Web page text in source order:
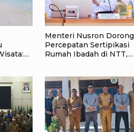
Menteri Nusron Dorong
Percepatan Sertipikasi
Rumah Ibadah di NTT,